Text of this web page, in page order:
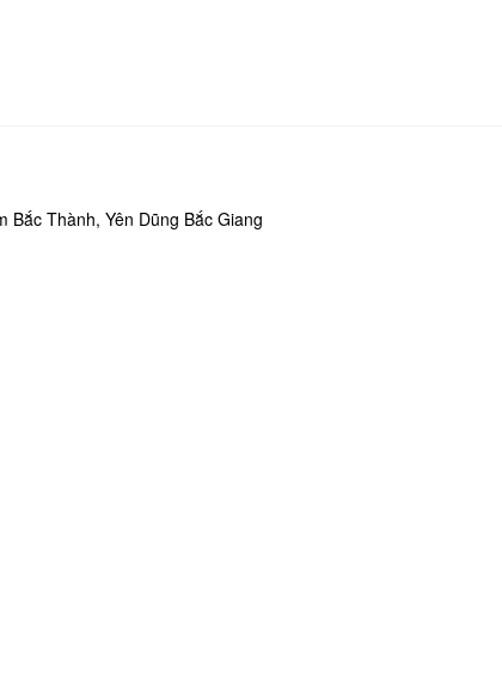
Bắc Thành, Yên Dũng Bắc Giang